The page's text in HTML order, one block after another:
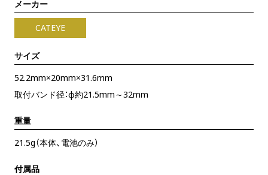
メーカー
CATEYE
サイズ
52.2mm×20mm×31.6mm
取付バンド径：φ約21.5mm～32mm
重量
21.5g（本体、電池のみ）
付属品